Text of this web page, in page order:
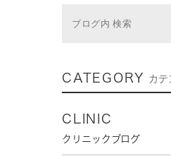
CATEGORY カテ
CLINIC
クリニックブログ